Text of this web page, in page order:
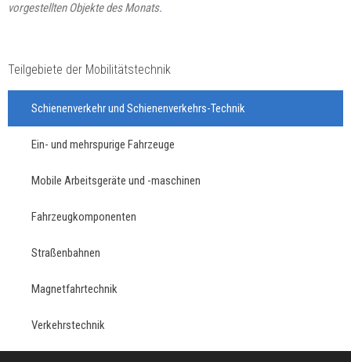
vorgestellten Objekte des Monats.
Teilgebiete der Mobilitätstechnik
Schienenverkehr und Schienenverkehrs-Technik
Ein- und mehrspurige Fahrzeuge
Mobile Arbeitsgeräte und -maschinen
Fahrzeugkomponenten
Straßenbahnen
Magnetfahrtechnik
Verkehrstechnik